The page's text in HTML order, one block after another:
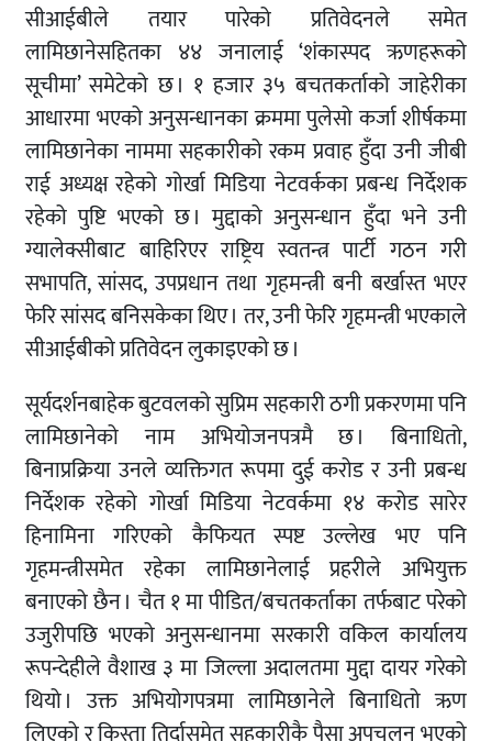
सीआईबीले तयार पारेको प्रतिवेदनले समेत
लामिछानेसहितका ४४ जनालाई ‘शंकास्पद ऋणहरूको
सूचीमा’ समेटेको छ । १ हजार ३५ बचतकर्ताको जाहेरीका
आधारमा भएको अनुसन्धानका क्रममा पुलेसो कर्जा शीर्षकमा
लामिछानेका नाममा सहकारीको रकम प्रवाह हुँदा उनी जीबी
राई अध्यक्ष रहेको गोर्खा मिडिया नेटवर्कका प्रबन्ध निर्देशक
रहेको पुष्टि भएको छ । मुद्दाको अनुसन्धान हुँदा भने उनी
ग्यालेक्सीबाट बाहिरिएर राष्ट्रिय स्वतन्त्र पार्टी गठन गरी
सभापति, सांसद, उपप्रधान तथा गृहमन्त्री बनी बर्खास्त भएर
फेरि सांसद बनिसकेका थिए । तर, उनी फेरि गृहमन्त्री भएकाले
सीआईबीको प्रतिवेदन लुकाइएको छ ।
सूर्यदर्शनबाहेक बुटवलको सुप्रिम सहकारी ठगी प्रकरणमा पनि
लामिछानेको नाम अभियोजनपत्रमै छ । बिनाधितो,
बिनाप्रक्रिया उनले व्यक्तिगत रूपमा दुई करोड र उनी प्रबन्ध
निर्देशक रहेको गोर्खा मिडिया नेटवर्कमा १४ करोड सारेर
हिनामिना गरिएको कैफियत स्पष्ट उल्लेख भए पनि
गृहमन्त्रीसमेत रहेका लामिछानेलाई प्रहरीले अभियुक्त
बनाएको छैन । चैत १ मा पीडित/बचतकर्ताका तर्फबाट परेको
उजुरीपछि भएको अनुसन्धानमा सरकारी वकिल कार्यालय
रूपन्देहीले वैशाख ३ मा जिल्ला अदालतमा मुद्दा दायर गरेको
थियो । उक्त अभियोगपत्रमा लामिछानेले बिनाधितो ऋण